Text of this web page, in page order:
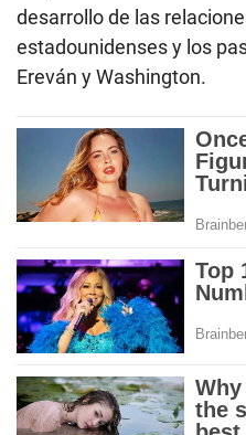
desarrollo de las
estadounidenses y los
Ereván y Washington.